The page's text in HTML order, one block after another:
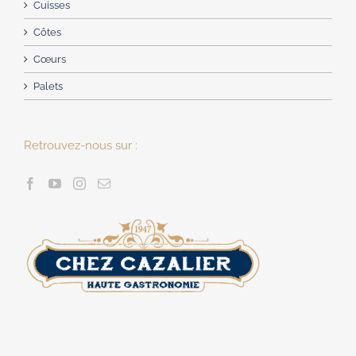
Cuisses
Côtes
Cœurs
Palets
Retrouvez-nous sur :